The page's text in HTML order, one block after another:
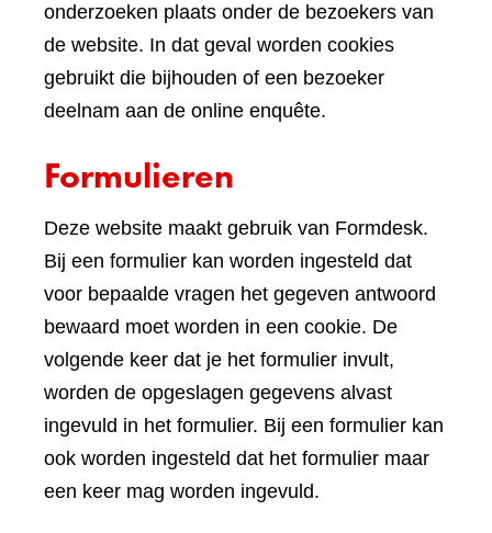
onderzoeken plaats onder de bezoekers van
de website. In dat geval worden cookies
gebruikt die bijhouden of een bezoeker
deelnam aan de online enquête.
Formulieren
Deze website maakt gebruik van Formdesk.
Bij een formulier kan worden ingesteld dat
voor bepaalde vragen het gegeven antwoord
bewaard moet worden in een cookie. De
volgende keer dat je het formulier invult,
worden de opgeslagen gegevens alvast
ingevuld in het formulier. Bij een formulier kan
ook worden ingesteld dat het formulier maar
een keer mag worden ingevuld.